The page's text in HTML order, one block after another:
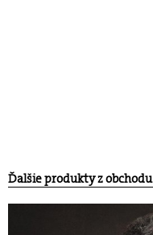
Ďalšie produkty z obchodu